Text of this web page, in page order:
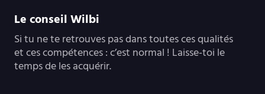
Le conseil Wilbi
Si tu ne te retrouves pas dans toutes ces qualités
et ces compétences : c’est normal ! Laisse-toi le
temps de les acquérir.